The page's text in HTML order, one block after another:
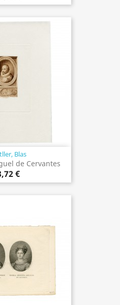
Blas
de Cervantes
€